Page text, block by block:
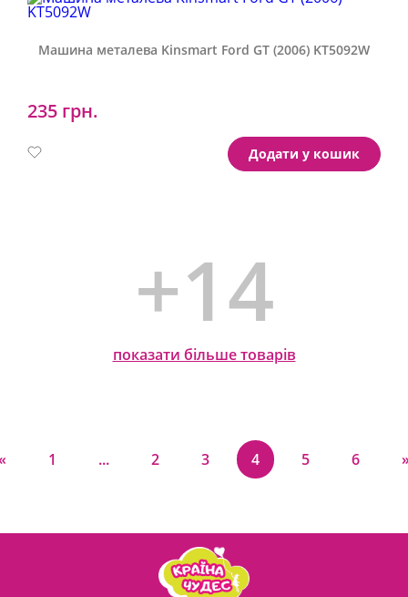
Машина металева Kinsmart Ford GT (2006) KT5092W
235 грн.
Артикул: Додати у кошик
+14
показати більше товарів
1 ... 2 3 4 5 6